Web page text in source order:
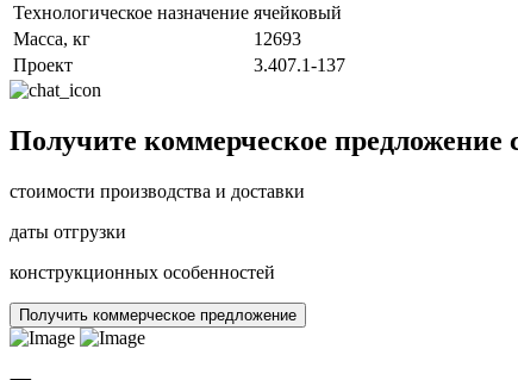
Технологическое назначение ячейковый
Масса, кг
12693
Проект
3.407.1-137
Получите коммерческое предложение
стоимости производства и доставки
даты отгрузки
конструкционных особенностей
Получить коммерческое предложение